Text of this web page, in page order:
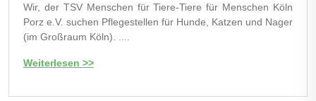
Wir, der TSV Menschen für Tiere-Tiere für Menschen Köln
Porz e.V. suchen Pflegestellen für Hunde, Katzen und Nager
(im Großraum Köln). ....
Weiterlesen >>